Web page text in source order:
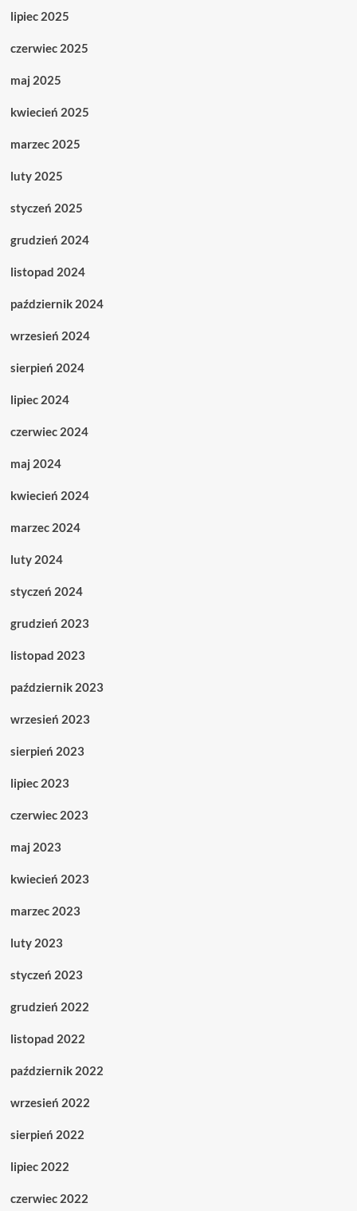
lipiec 2025
czerwiec 2025
maj 2025
kwiecień 2025
marzec 2025
luty 2025
styczeń 2025
grudzień 2024
listopad 2024
październik 2024
wrzesień 2024
sierpień 2024
lipiec 2024
czerwiec 2024
maj 2024
kwiecień 2024
marzec 2024
luty 2024
styczeń 2024
grudzień 2023
listopad 2023
październik 2023
wrzesień 2023
sierpień 2023
lipiec 2023
czerwiec 2023
maj 2023
kwiecień 2023
marzec 2023
luty 2023
styczeń 2023
grudzień 2022
listopad 2022
październik 2022
wrzesień 2022
sierpień 2022
lipiec 2022
czerwiec 2022